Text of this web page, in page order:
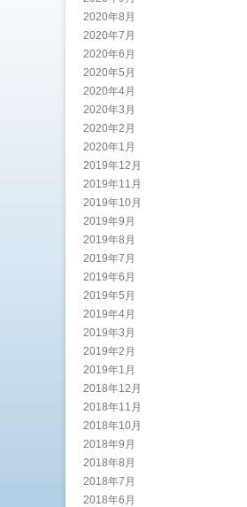
2020年8月
2020年7月
2020年6月
2020年5月
2020年4月
2020年3月
2020年2月
2020年1月
2019年12月
2019年11月
2019年10月
2019年9月
2019年8月
2019年7月
2019年6月
2019年5月
2019年4月
2019年3月
2019年2月
2019年1月
2018年12月
2018年11月
2018年10月
2018年9月
2018年8月
2018年7月
2018年6月